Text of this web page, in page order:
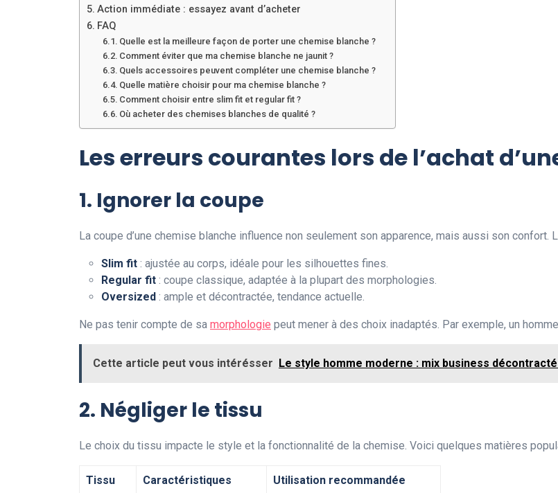
Action immédiate : essayez avant d’acheter
FAQ
Quelle est la meilleure façon de porter une chemise blanche ?
Comment éviter que ma chemise blanche ne jaunit ?
Quels accessoires peuvent compléter une chemise blanche ?
Quelle matière choisir pour ma chemise blanche ?
Comment choisir entre slim fit et regular fit ?
Où acheter des chemises blanches de qualité ?
Les erreurs courantes lors de l’achat
1. Ignorer la coupe
La coupe d’une chemise blanche influence non seulement son apparence, mais aussi son confort.
Slim fit : ajustée au corps, idéale pour les silhouettes fines.
Regular fit : coupe classique, adaptée à la plupart des morphologies.
Oversized : ample et décontractée, tendance actuelle.
Ne pas tenir compte de sa morphologie peut mener à des choix inadaptés. Par exemple, un
Cette article peut vous intérésser Le style homme moderne : mix business
2. Négliger le tissu
Le choix du tissu impacte le style et la fonctionnalité de la chemise. Voici quelques matières
Tissu Caractéristiques Utilisation recommandée